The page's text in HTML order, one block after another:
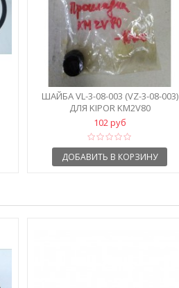
ШАЙБА VL-3-08-003 (VZ-3-08-003)
ДЛЯ KIPOR KM2V80
102 руб
ДОБАВИТЬ В КОРЗИНУ